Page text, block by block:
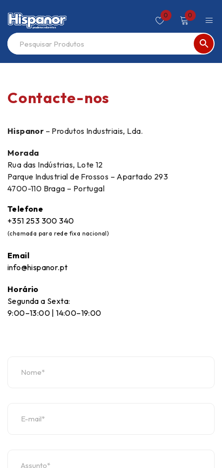
0 0
Contacte-nos
Hispanor – Produtos Industriais, Lda.
Morada
Rua das Indústrias, Lote 12
Parque Industrial de Frossos – Apartado 293
4700-110 Braga – Portugal
Telefone
+351 253 300 340
(chamada para rede fixa nacional)
Email
info@hispanor.pt
Horário
Segunda a Sexta:
9:00–13:00 | 14:00–19:00